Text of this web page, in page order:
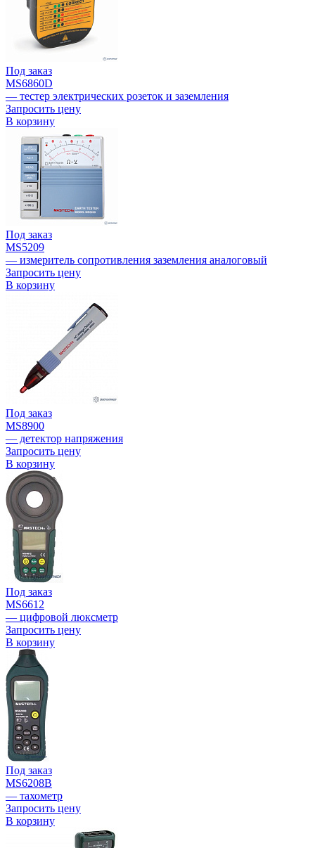
Под заказ
MS6860D
— тестер электрических розеток и заземления
Запросить цену
В корзину
Под заказ
MS5209
— измеритель сопротивления заземления аналоговый
Запросить цену
В корзину
Под заказ
MS8900
— детектор напряжения
Запросить цену
В корзину
Под заказ
MS6612
— цифровой люксметр
Запросить цену
В корзину
Под заказ
MS6208B
— тахометр
Запросить цену
В корзину